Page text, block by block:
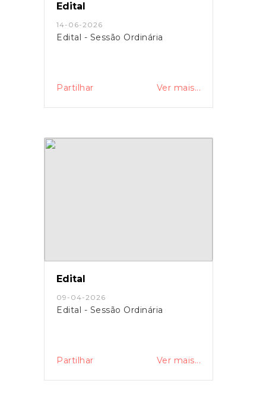
Edital
14-06-2026
Edital - Sessão Ordinária
Partilhar Ver mais...
Edital
09-04-2026
Edital - Sessão Ordinária
Partilhar Ver mais...